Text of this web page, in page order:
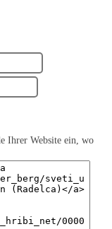
Ihrer Website ein, wo